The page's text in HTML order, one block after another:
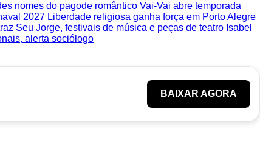
nomes do pagode romântico Vai-Vai abre temporada
2027 Liberdade religiosa ganha força em Porto Alegre
Seu Jorge, festivais de música e peças de teatro Isabel
alerta sociólogo
BAIXAR AGORA